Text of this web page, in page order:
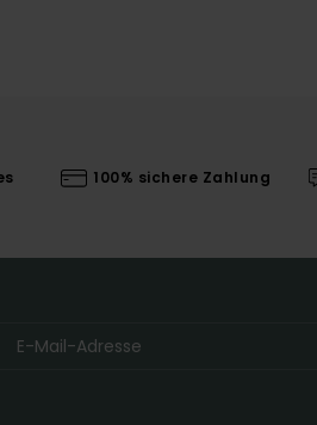
100% sichere Zahlung